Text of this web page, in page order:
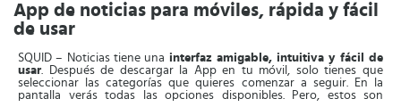
App de noticias para móviles, rápida y fácil
de usar
SQUID – Noticias tiene una interfaz amigable, intuitiva y fácil de
usar. Después de descargar la App en tu móvil, solo tienes que
seleccionar las categorías que quieres comenzar a seguir. En la
pantalla verás todas las opciones disponibles. Pero, estos son